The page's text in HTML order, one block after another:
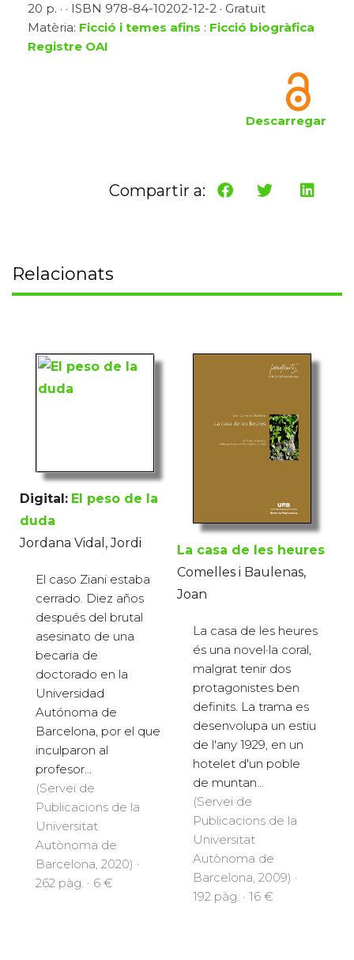
20 p. · · ISBN 978-84-10202-12-2 · Gratuït
Matèria: Ficció i temes afins : Ficció biogràfica
Registre OAI
Descarregar
Compartir a:
Relacionats
Digital: El peso de la
duda
Jordana Vidal, Jordi
El caso Ziani estaba
cerrado. Diez años
después del brutal
asesinato de una
becaria de
doctorado en la
Universidad
Autónoma de
Barcelona, por el que
inculparon al
profesor...
(Servei de
Publicacions de la
Universitat
Autònoma de
Barcelona, 2020) ·
262 pàg. · 6 €
La casa de les heures
Comelles i Baulenas,
Joan
La casa de les heures
és una novel·la coral,
malgrat tenir dos
protagonistes ben
definits. La trama es
desenvolupa un estiu
de l'any 1929, en un
hotelet d'un poble
de muntan...
(Servei de
Publicacions de la
Universitat
Autònoma de
Barcelona, 2009) ·
192 pàg. · 16 €